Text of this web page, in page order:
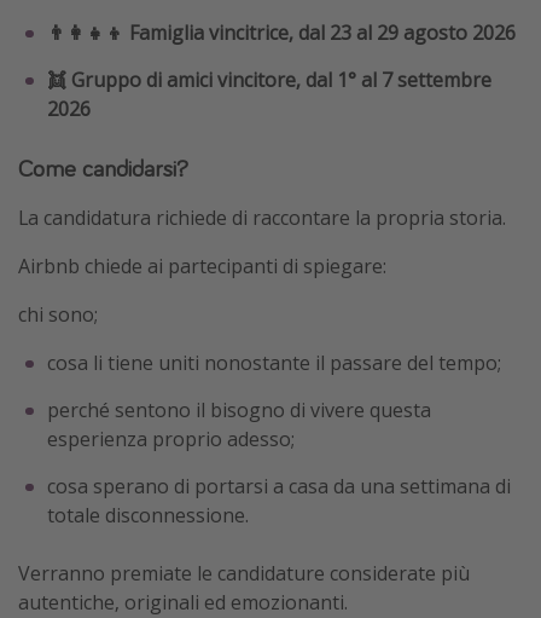
👨‍👩‍👧‍👦 Famiglia vincitrice, dal 23 al 29 agosto 2026
👯 Gruppo di amici vincitore, dal 1° al 7 settembre
2026
Come candidarsi?
La candidatura richiede di raccontare la propria storia.
Airbnb chiede ai partecipanti di spiegare:
chi sono;
cosa li tiene uniti nonostante il passare del tempo;
perché sentono il bisogno di vivere questa
esperienza proprio adesso;
cosa sperano di portarsi a casa da una settimana di
totale disconnessione.
Verranno premiate le candidature considerate più
autentiche, originali ed emozionanti.